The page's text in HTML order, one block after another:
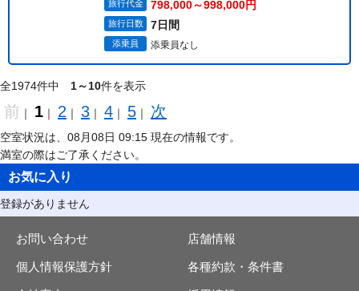
旅行代金 798,000～998,000円
旅行日数 7日間
添乗員 添乗員なし
全1974件中 1～10件を表示
前 ｜ 1 ｜ 2 ｜ 3 ｜ 4 ｜ 5 ｜ 次
空室状況は、08月08日 09:15 現在の情報です。
満室の際はご了承ください。
お気に入り
登録がありません
お問い合わせ 店舗情報
個人情報保護方針 各種約款・条件書